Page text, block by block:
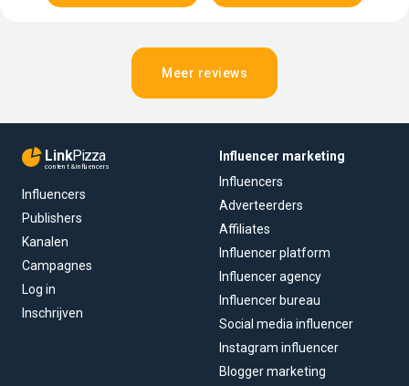
Meer reviews
LinkPizza
content & influencers
Influencers
Publishers
Kanalen
Campagnes
Log in
Inschrijven
Influencer marketing
Influencers
Adverteerders
Affiliates
Influencer platform
Influencer agency
Influencer bureau
Social media influencer
Instagram influencer
Blogger marketing